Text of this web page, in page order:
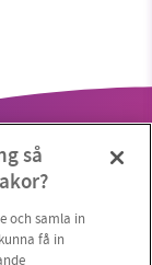
att du
slant till
så
och samla in
få in